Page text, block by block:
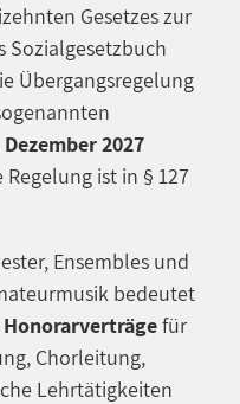
Gesetzes zur
Sozialgesetzbuch
Übergangsregelung
Dezember 2027
ist in § 127
Ensembles und
bedeutet
Honorarverträgefür
Chorleitung,
Lehrtätigkeiten